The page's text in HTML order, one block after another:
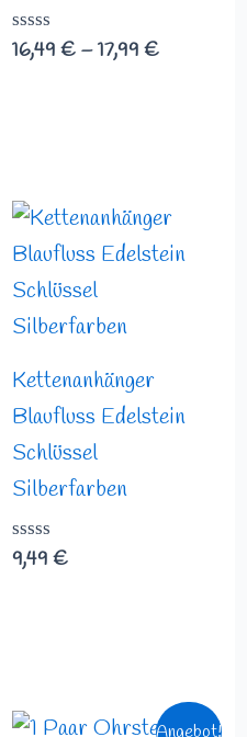
Bewertet
mit
16,49 € –17,99 €
Kettenanhänger
Blaufluss Edelstein
Schlüssel
Silberfarben
Bewertet
mit
9,49 €
Angebot!
Ursprünglicher
Aktueller